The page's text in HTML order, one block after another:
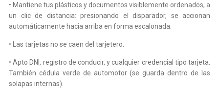
• Mantiene tus plásticos y documentos visiblemente ordenados, a
un clic de distancia: presionando el disparador, se accionan
automáticamente hacia arriba en forma escalonada.
• Las tarjetas no se caen del tarjetero.
• Apto DNI, registro de conducir, y cualquier credencial tipo tarjeta.
También cédula verde de automotor (se guarda dentro de las
solapas internas).